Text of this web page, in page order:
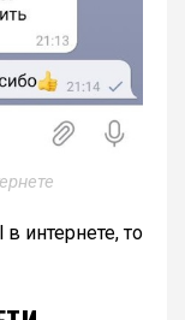
интернете, то